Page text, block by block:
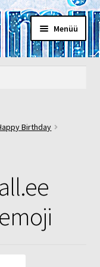
Menüü
Birthday